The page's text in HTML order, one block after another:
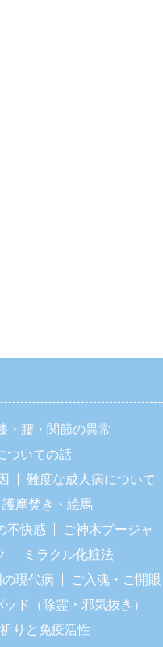
・腰・関節の異常
ついての話
難度な成人病について
護摩焚き・絵馬
不快感
ご神木プージャ
ミラクル化粧法
現代病
ご入魂・ご開眼
ド（除霊・邪気抜き）
祈りと免疫活性